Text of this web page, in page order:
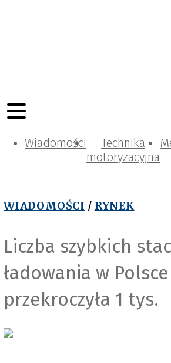
Wiadomości
Technika
motoryzacyjna
WIADOMOŚCI / RYNEK
Liczba szybkich
ładowania w Polsce
przekroczyła 1 tys.